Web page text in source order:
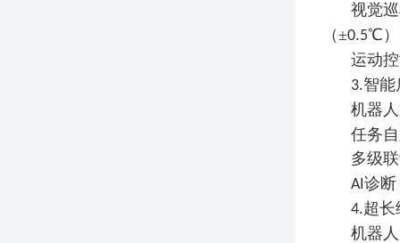
视觉
（±0.5℃）
运动
3.智能
机器
任务
多级
AI诊断
4.超长
机器